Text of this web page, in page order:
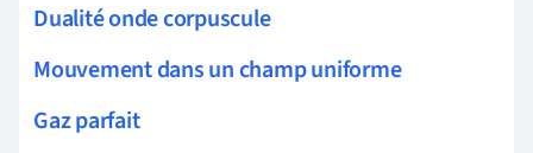
Dualité onde corpuscule
Mouvement dans un champ uniforme
Gaz parfait